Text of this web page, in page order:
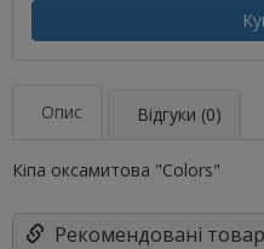
Опис Відгуки (0)
Кіпа оксамитова "Colors"
Рекомендовані